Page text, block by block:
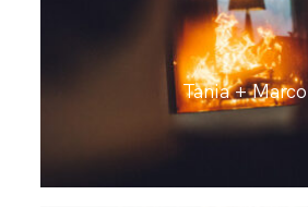
Tania + Marco